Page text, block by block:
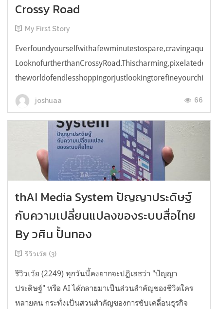
Crossy Road
My First Story
joshuaa 66
thAI Media System ปัญญาประดิษฐ์
กับความเปลี่ยนแปลงของระบบสื่อไทย
By วศิน ปั้นทอง
รีวิวเว้ย (3)
รีวิวเว้ย (2249) ทุกวันนี้คงยากจะปฏิเสธว่า "ปัญญา
ประดิษฐ์" หรือ AI ได้กลายมาเป็นส่วนสำคัญของชีวิตใคร
หลายคน กระทั่งเป็นส่วนสำคัญของการขับเคลื่อนธุรกิจ